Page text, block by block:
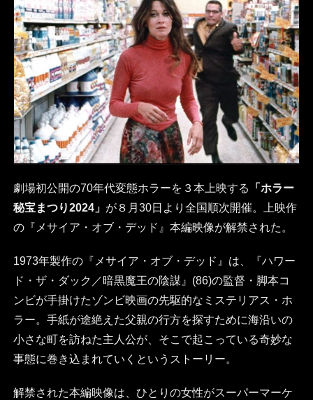
劇場初公開の70年代変態ホラーを３本上映する
「ホラー
秘宝まつり2024」 が８月30日より全国順次開催。上映作
の『メサイア・オブ・デッド』本編映像が解禁された。
1973年製作の『メサイア・オブ・デッド』は、『ハワー
ド・ザ・ダック／暗黒魔王の陰謀』(86)の監督・脚本コ
ンビが手掛けたゾンビ映画の先駆的なミステリアス・ホ
ラー。手紙が途絶えた父親の行方を探すために海沿いの
小さな町を訪ねた主人公が、そこで起こっている奇妙な
事態に巻き込まれていくというストーリー。
解禁された本編映像は、ひとりの女性がスーパーマーケ